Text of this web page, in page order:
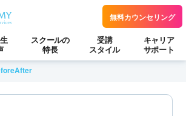
無料カウンセリング
スクールの
特長
受講
スタイル
キャリア
サポート